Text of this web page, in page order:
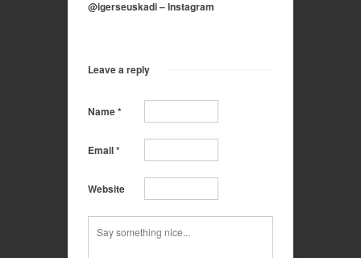
@igerseuskadi – Instagram
Leave a reply
Name*
Email*
Website